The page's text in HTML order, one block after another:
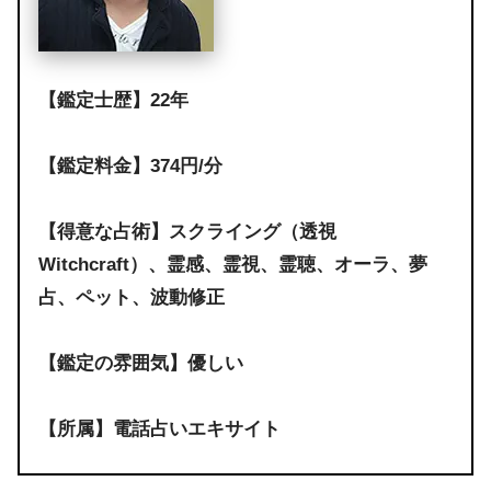
【鑑定士歴】22年
【鑑定料金】374円/分
【得意な占術】スクライング（透視
Witchcraft）、霊感、霊視、霊聴、オーラ、夢
占、ペット、波動修正
【鑑定の雰囲気】優しい
【所属】電話占いエキサイト